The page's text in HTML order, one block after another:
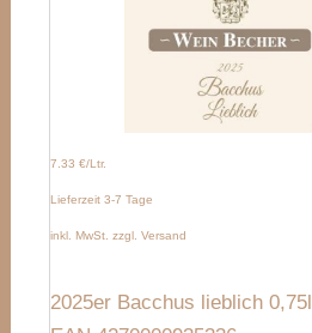
7.33 €/Ltr.
Lieferzeit 3-7 Tage
inkl. MwSt. zzgl. Versand
2025er Bacchus lieblich 0,75l